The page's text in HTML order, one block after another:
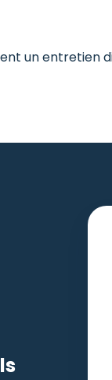
un entretien